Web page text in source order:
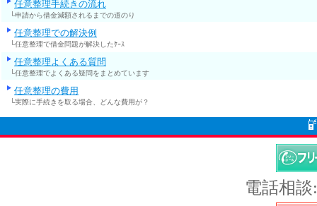
任意整理手続きの流れ
└申請から借金減額されるまでの道のり
任意整理での解決例
└任意整理で借金問題が解決したｹｰｽ
任意整理よくある質問
└任意整理でよくある疑問をまとめています
任意整理の費用
└実際に手続きを取る場合、どんな費用が？
電話相